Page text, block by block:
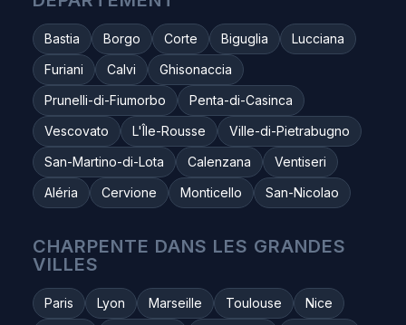
Bastia Borgo Corte Biguglia
Lucciana
Furiani
Calvi
Ghisonaccia
Prunelli-di-Fiumorbo
Penta-di-Casinca
Vescovato
L'Île-Rousse
Ville-di-Pietrabugno
San-Martino-di-Lota
Calenzana
Ventiseri
Aléria
Cervione Monticello San-Nicolao
CHARPENTE DANS LES GRANDES
VILLES
Paris Lyon Marseille Toulouse
Nice